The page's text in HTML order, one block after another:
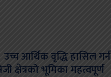
उच्च आर्थिक वृद्धि हासिल गर्न
क्षेत्रको भूमिका महत्वपूर्ण